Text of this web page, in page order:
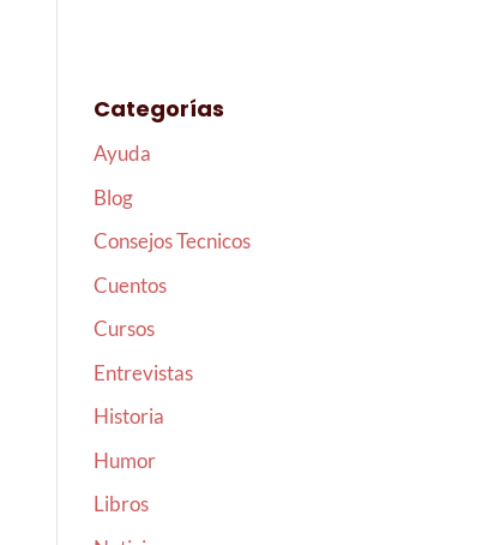
Categorías
Ayuda
Blog
Consejos Tecnicos
Cuentos
Cursos
Entrevistas
Historia
Humor
Libros